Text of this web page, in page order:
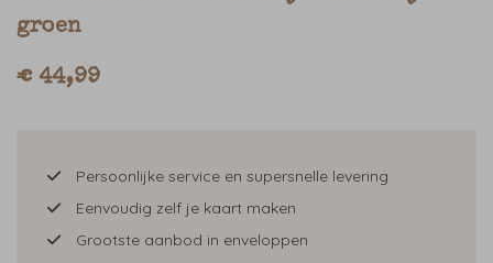
groen
€ 44,99
Persoonlijke service en supersnelle levering
Eenvoudig zelf je kaart maken
Grootste aanbod in enveloppen